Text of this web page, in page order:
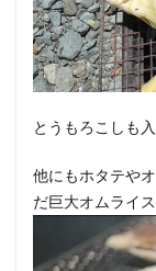
とうもろこしも
他にもホタテや
だ巨大オムライ